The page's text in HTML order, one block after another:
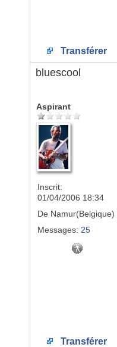
Transférer
bluescool
Aspirant
Inscrit:
01/04/2006 18:34
De Namur(Belgique)
Messages: 25
Transférer